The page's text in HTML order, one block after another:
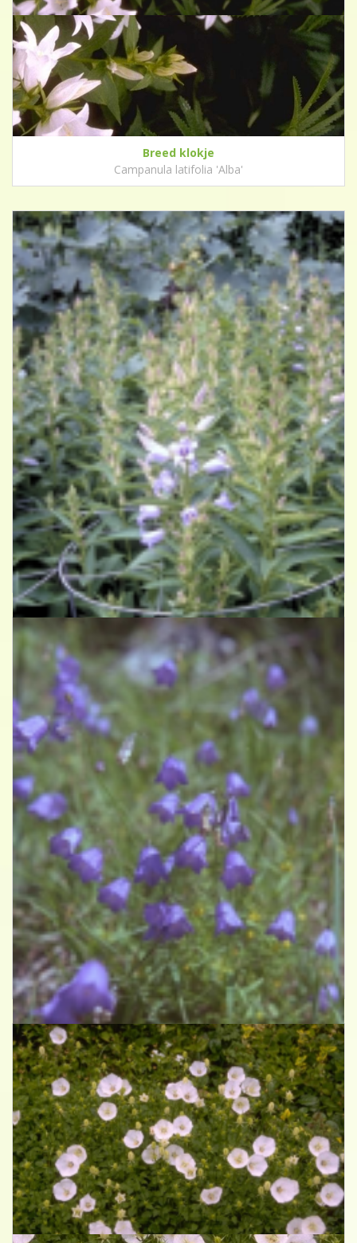
Breed klokje
Campanula latifolia 'Alba'
Breedbladig klokje
Campanula latifolia 'Gloaming'
Grasklokje
Campanula rotundifolia